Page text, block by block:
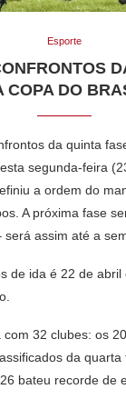
Esporte
COPA DO
da quinta
segunda-feira
a ordem do
A próxima fase
será assim até a
de ida é 22 de
32 clubes: os
da quarta
bateu recorde de